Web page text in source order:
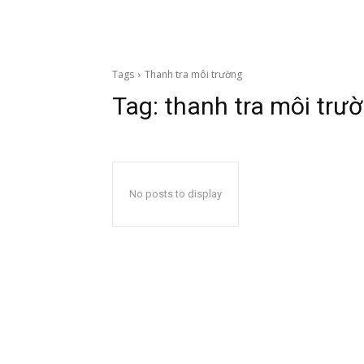
Tags Thanh tra môi trường
Tag: thanh tra môi
No posts to display